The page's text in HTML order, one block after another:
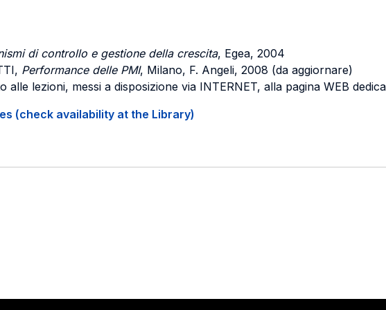
di controllo e gestione della crescita, Egea, 2004
Performance delle PMI, Milano, F. Angeli, 2008 (da aggiornare)
alle lezioni, messi a disposizione via INTERNET, alla pagina WEB
(check availability at the Library)